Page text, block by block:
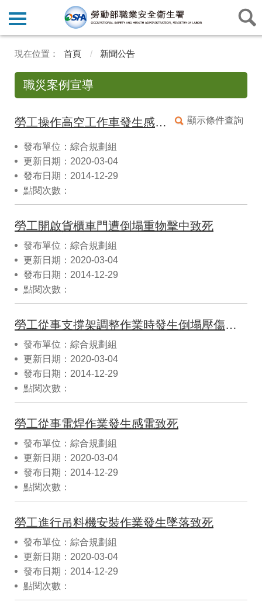
首頁 新聞公告
職災案例宣導
顯示條件查詢
勞工操作高空工作車發生感電致死
發布單位：綜合規劃組
更新日期：2020-03-04
發布日期：2014-12-29
點閱次數：
勞工開啟貨櫃車門遭倒塌重物擊中致死
發布單位：綜合規劃組
更新日期：2020-03-04
發布日期：2014-12-29
點閱次數：
勞工從事支撐架調整作業時發生倒塌壓傷死亡
發布單位：綜合規劃組
更新日期：2020-03-04
發布日期：2014-12-29
點閱次數：
勞工從事電焊作業發生感電致死
發布單位：綜合規劃組
更新日期：2020-03-04
發布日期：2014-12-29
點閱次數：
勞工進行吊料機安裝作業發生墜落致死
發布單位：綜合規劃組
更新日期：2020-03-04
發布日期：2014-12-29
點閱次數：